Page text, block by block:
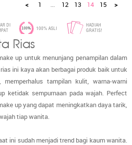
< 1 ... 12 13 14 15 >
DI
100% ASLI
HADIAH
GRATIS!
Rias
up untuk menunjang penampilan dalam
ini kaya akan berbagai produk baik untuk
memperhalus tampilan kulit, warna-warni
ketidak sempurnaan pada wajah. Perfect
up yang dapat meningkatkan daya tarik,
tiap wanita.
ini sudah menjadi trend bagi kaum wanita.